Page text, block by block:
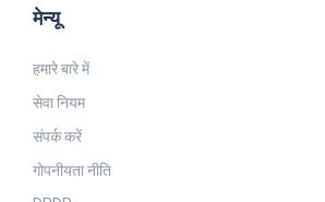
मेन्यू
हमारे बारे में
सेवा नियम
संपर्क करें
गोपनीयता नीति